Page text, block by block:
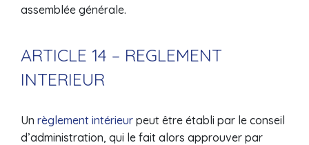
assemblée générale.
ARTICLE 14 – REGLEMENT
INTERIEUR
Un règlement intérieur peut être établi par le conseil
d’administration, qui le fait alors approuver par